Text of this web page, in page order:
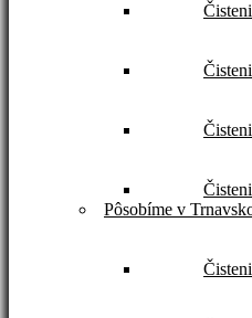
Pôsobíme v